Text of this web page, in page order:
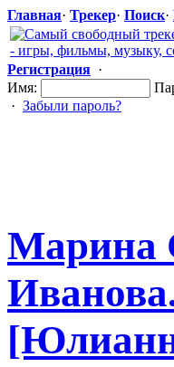
Главная· Трекер· Поиск·
Регистрация ·
Имя:
· Забыли пароль?
Марина